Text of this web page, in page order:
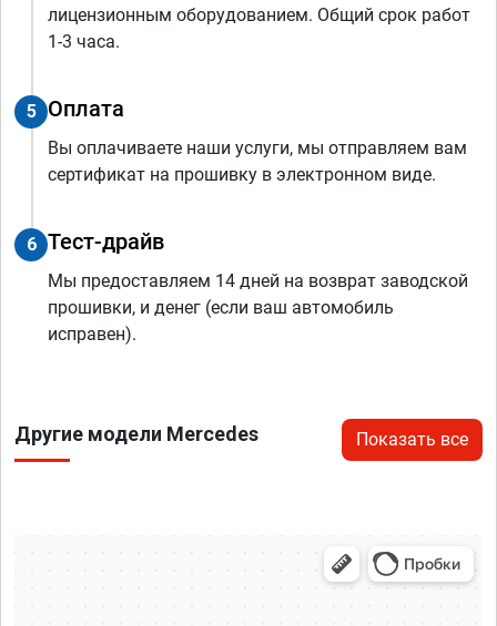
лицензионным оборудованием. Общий срок работ
1-3 часа.
5 Оплата
Вы оплачиваете наши услуги, мы отправляем вам
сертификат на прошивку в электронном виде.
6 Тест-драйв
Мы предоставляем 14 дней на возврат заводской
прошивки, и денег (если ваш автомобиль
исправен).
Другие модели Mercedes Показать все